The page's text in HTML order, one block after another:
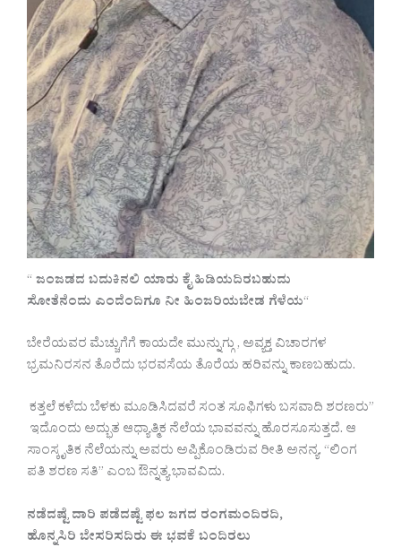
“ಜಂಜಡದ ಬದುಕಿನಲಿ ಯಾರು ಕೈ ಹಿಡಿಯದಿರಬಹುದು
ಸೋತೆನೆಂದು ಎಂದೆಂದಿಗೂ ನೀ ಹಿಂಜರಿಯಬೇಡ ಗೆಳೆಯ“
ಬೇರೆಯವರ ಮೆಚ್ಚುಗೆಗೆ ಕಾಯದೇ ಮುನ್ನುಗ್ಗು , ಅವ್ಯಕ್ತ ವಿಚಾರಗಳ
ಭ್ರಮನಿರಸನ ತೊರೆದು ಭರವಸೆಯ ತೊರೆಯ ಹರಿವನ್ನು ಕಾಣಬಹುದು.
ಕತ್ತಲೆ ಕಳೆದು ಬೆಳಕು ಮೂಡಿಸಿದವರೆ ಸಂತ ಸೂಫಿಗಳು ಬಸವಾದಿ ಶರಣರು”
ಇದೊಂದು ಅದ್ಭುತ ಆಧ್ಯಾತ್ಮಿಕ ನೆಲೆಯ ಭಾವವನ್ನು ಹೊರಸೂಸುತ್ತದೆ. ಆ
ಸಾಂಸ್ಕೃತಿಕ ನೆಲೆಯನ್ನು ಅವರು ಅಪ್ಪಿಕೊಂಡಿರುವ ರೀತಿ ಅನನ್ಯ. “ಲಿಂಗ
ಪತಿ ಶರಣ ಸತಿ” ಎಂಬ ಔನ್ನತ್ಯ ಭಾವವಿದು.
ನಡೆದಷ್ಟೆ ದಾರಿ ಪಡೆದಷ್ಟೆ ಫಲ ಜಗದ ರಂಗಮಂದಿರದಿ,
ಹೊನ್ನಸಿರಿ ಬೇಸರಿಸದಿರು ಈ ಭವಕೆ ಬಂದಿರಲು